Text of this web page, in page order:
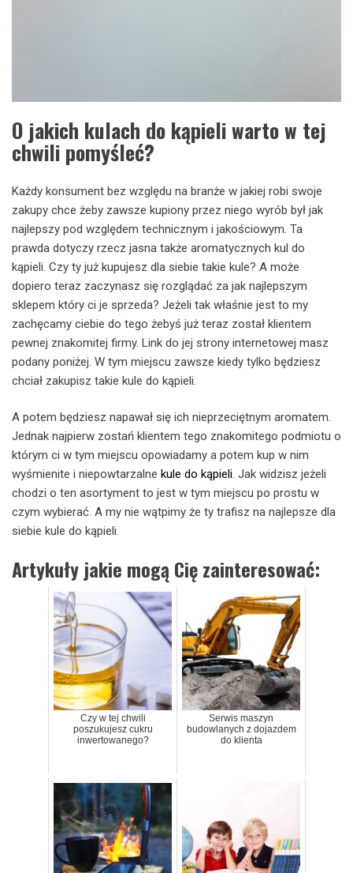
O jakich kulach do kąpieli warto w tej
chwili pomyśleć?
Każdy konsument bez względu na branże w jakiej robi swoje
zakupy chce żeby zawsze kupiony przez niego wyrób był jak
najlepszy pod względem technicznym i jakościowym. Ta
prawda dotyczy rzecz jasna także aromatycznych kul do
kąpieli. Czy ty już kupujesz dla siebie takie kule? A może
dopiero teraz zaczynasz się rozglądać za jak najlepszym
sklepem który ci je sprzeda? Jeżeli tak właśnie jest to my
zachęcamy ciebie do tego żebyś już teraz został klientem
pewnej znakomitej firmy. Link do jej strony internetowej masz
podany poniżej. W tym miejscu zawsze kiedy tylko będziesz
chciał zakupisz takie kule do kąpieli.
A potem będziesz napawał się ich nieprzeciętnym aromatem.
Jednak najpierw zostań klientem tego znakomitego podmiotu o
którym ci w tym miejscu opowiadamy a potem kup w nim
wyśmienite i niepowtarzalne kule do kąpieli. Jak widzisz jeżeli
chodzi o ten asortyment to jest w tym miejscu po prostu w
czym wybierać. A my nie wątpimy że ty trafisz na najlepsze dla
siebie kule do kąpieli.
Artykuły jakie mogą Cię zainteresować:
Czy w tej chwili
poszukujesz cukru
inwertowanego?
Serwis maszyn
budowlanych z dojazdem
do klienta